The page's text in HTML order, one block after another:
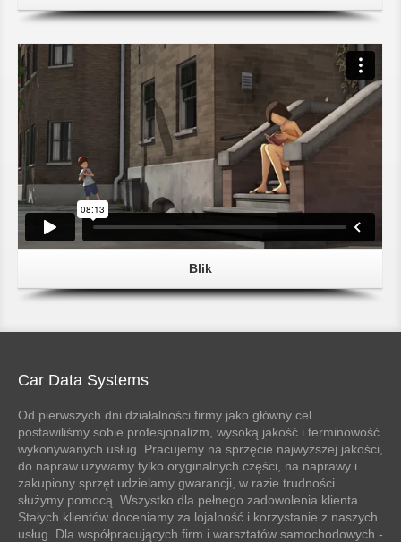
Blik
Car Data Systems
Od pierwszych dni działalności firmy jako główny cel
postawiliśmy sobie profesjonalizm, wysoką jakość i terminowość
wykonywanych usług. Pracujemy na sprzęcie najwyższej jakości,
do napraw używamy tylko oryginalnych części, na naprawy i
zakupiony sprzęt udzielamy gwarancji, w razie trudności
służymy pomocą. Wszystko dla pełnego zadowolenia klienta.
Stałych klientów doceniamy za lojalność i korzystanie z naszych
usług. Dla współpracujących firm i warsztatów samochodowych -